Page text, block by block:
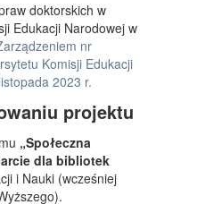
doktorskich w
Edukacji Narodowej w
nr
Komisji Edukacji
2023 r.
projektu
„Społeczna
dla bibliotek
i Nauki (wcześniej